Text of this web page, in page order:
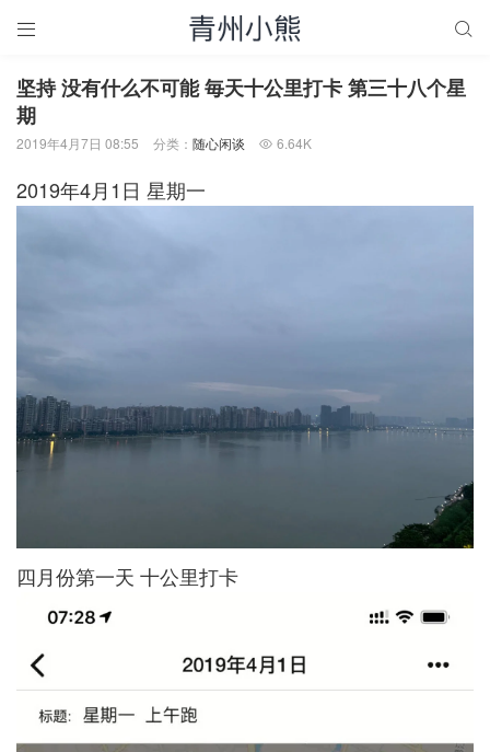
 
坚持 没有什么不可能 毎天十公里打卡 第三十八个星
期
2019年4月7日 08:55 分类： 随心闲谈  6.64K
2019年4月1日 星期一
四月份第一天 十公里打卡